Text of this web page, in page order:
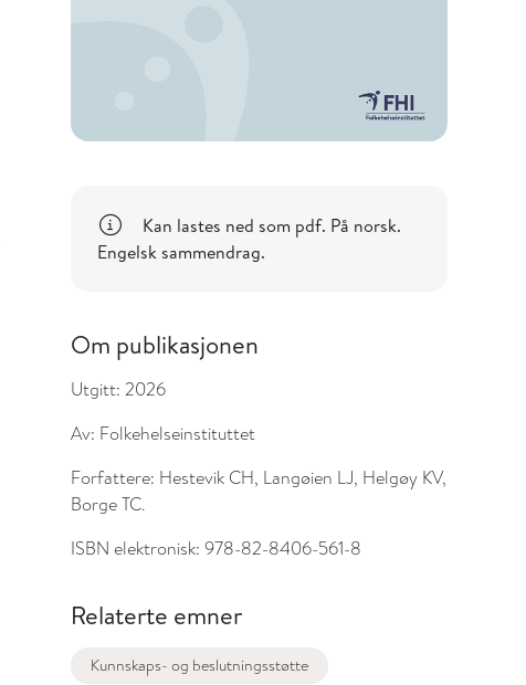
Kan lastes ned som pdf. På norsk.
Engelsk sammendrag.
Om publikasjonen
Utgitt: 2026
Av: Folkehelseinstituttet
Forfattere: Hestevik CH, Langøien LJ, Helgøy KV,
Borge TC.
ISBN elektronisk: 978-82-8406-561-8
Relaterte emner
Kunnskaps- og beslutningsstøtte